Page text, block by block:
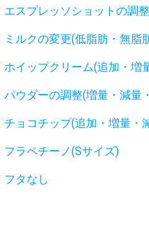
エスプレッソショットの調
ミルクの変更(低脂肪・無脂
ホイップクリーム(追加・増
パウダーの調整(増量・減量
チョコチップ(追加・増量・
フラペチーノ(Sサイズ)
フタなし